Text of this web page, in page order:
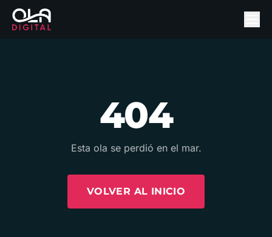
404
Esta ola se perdió en el mar.
VOLVER AL INICIO